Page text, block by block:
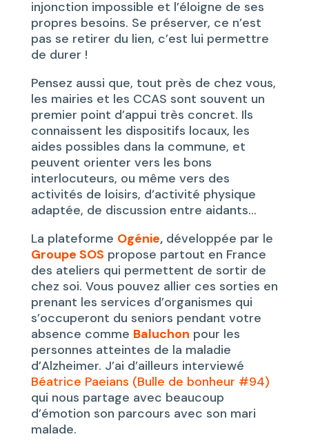
injonction impossible et l’éloigne de ses
propres besoins. Se préserver, ce n’est
pas se retirer du lien, c’est lui permettre
de durer !
Pensez aussi que, tout près de chez vous,
les mairies et les CCAS sont souvent un
premier point d’appui très concret. Ils
connaissent les dispositifs locaux, les
aides possibles dans la commune, et
peuvent orienter vers les bons
interlocuteurs, ou même vers des
activités de loisirs, d’activité physique
adaptée, de discussion entre aidants…
La plateforme Ogénie,développée par le
Groupe SOS propose partout en France
des ateliers qui permettent de sortir de
chez soi. Vous pouvez allier ces sorties en
prenant les services d’organismes qui
s’occuperont du seniors pendant votre
absence comme Baluchon pour les
personnes atteintes de la maladie
d’Alzheimer. J’ai d’ailleurs interviewé
Béatrice Paeians (Bulle de bonheur #94)
qui nous partage avec beaucoup
d’émotion son parcours avec son mari
malade.